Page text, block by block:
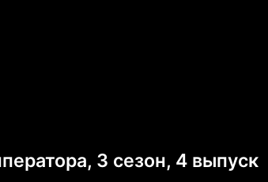
3 сезон, 4 выпуск